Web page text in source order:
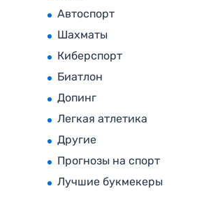
Автоспорт
Шахматы
Киберспорт
Биатлон
Допинг
Легкая атлетика
Другие
Прогнозы на спорт
Лучшие букмекеры